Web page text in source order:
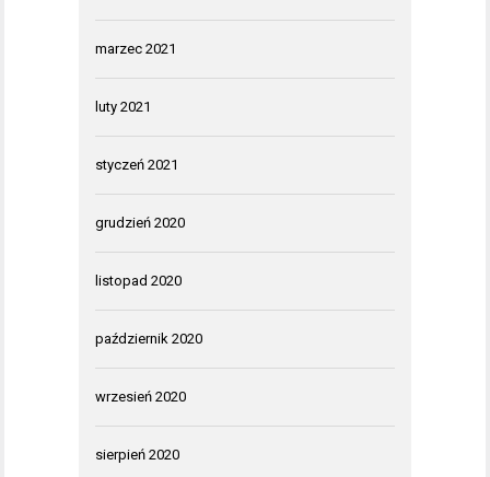
marzec 2021
luty 2021
styczeń 2021
grudzień 2020
listopad 2020
październik 2020
wrzesień 2020
sierpień 2020